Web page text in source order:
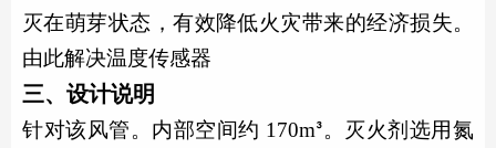
灭在萌芽状态，有效降低火灾带来的经济损失。
由此解决温度传感器
三、设计说明
针对该风管。内部空间约 170m³。灭火剂选用氮